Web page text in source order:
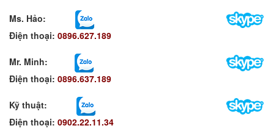
Ms. Hảo:
Điện thoại: 0896.627.189
Mr. Minh:
Điện thoại: 0896.637.189
Kỹ thuật:
Điện thoại: 0902.22.11.34